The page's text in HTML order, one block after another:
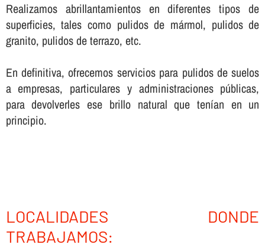
Realizamos abrillantamientos en diferentes tipos de
superficies, tales como pulidos de mármol, pulidos de
granito, pulidos de terrazo, etc.
En definitiva, ofrecemos servicios para pulidos de suelos
a empresas, particulares y administraciones públicas,
para devolverles ese brillo natural que tení­an en un
principio.
LOCALIDADES DONDE
TRABAJAMOS: